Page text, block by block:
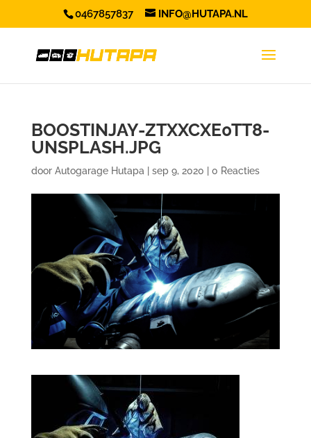
0467857837 INFO@HUTAPA.NL
BOOSTINJAY-ZTXXCXE0TT8-
UNSPLASH.JPG
door Autogarage Hutapa sep 9, 2020 0 Reacties